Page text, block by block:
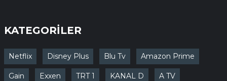
KATEGORİLER
Netflix Disney Plus Blu Tv Amazon Prime
Gain Exxen TRT 1 KANAL D A TV